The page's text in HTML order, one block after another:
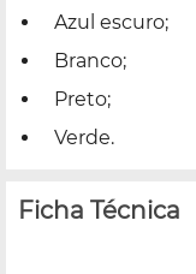
Azul escuro;
Branco;
Preto;
Verde.
Ficha Técnica